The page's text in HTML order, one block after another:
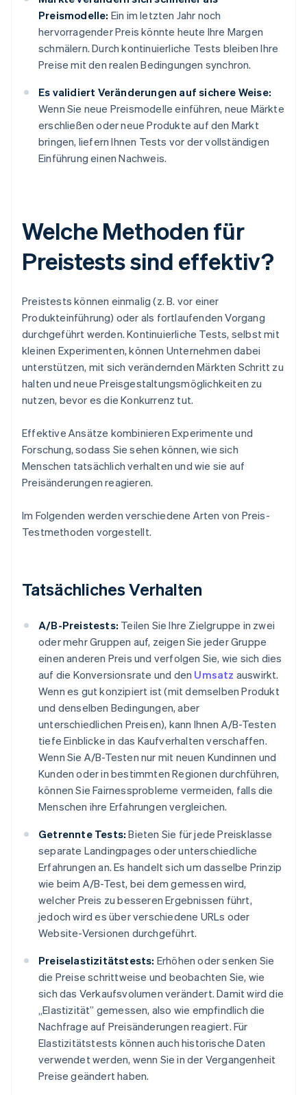
Preismodelle: Ein im letzten Jahr noch
hervorragender Preis könnte heute Ihre Margen
schmälern. Durch kontinuierliche Tests bleiben Ihre
Preise mit den realen Bedingungen synchron.
Es validiert Veränderungen auf sichere Weise:
Wenn Sie neue Preismodelle einführen, neue Märkte
erschließen oder neue Produkte auf den Markt
bringen, liefern Ihnen Tests vor der vollständigen
Einführung einen Nachweis.
Welche Methoden für
Preistests sind effektiv?
Preistests können einmalig (z. B. vor einer
Produkteinführung) oder als fortlaufenden Vorgang
durchgeführt werden. Kontinuierliche Tests, selbst mit
kleinen Experimenten, können Unternehmen dabei
unterstützen, mit sich verändernden Märkten Schritt zu
halten und neue Preisgestaltungsmöglichkeiten zu
nutzen, bevor es die Konkurrenz tut.
Effektive Ansätze kombinieren Experimente und
Forschung, sodass Sie sehen können, wie sich
Menschen tatsächlich verhalten und wie sie auf
Preisänderungen reagieren.
Im Folgenden werden verschiedene Arten von Preis-
Testmethoden vorgestellt.
Tatsächliches Verhalten
A/B-Preistests: Teilen Sie Ihre Zielgruppe in zwei
oder mehr Gruppen auf, zeigen Sie jeder Gruppe
einen anderen Preis und verfolgen Sie, wie sich dies
auf die Konversionsrate und den Umsatz auswirkt.
Wenn es gut konzipiert ist (mit demselben Produkt
und denselben Bedingungen, aber
unterschiedlichen Preisen), kann Ihnen A/B-Testen
tiefe Einblicke in das Kaufverhalten verschaffen.
Wenn Sie A/B-Testen nur mit neuen Kundinnen und
Kunden oder in bestimmten Regionen durchführen,
können Sie Fairnessprobleme vermeiden, falls die
Menschen ihre Erfahrungen vergleichen.
Getrennte Tests: Bieten Sie für jede Preisklasse
separate Landingpages oder unterschiedliche
Erfahrungen an. Es handelt sich um dasselbe Prinzip
wie beim A/B-Test, bei dem gemessen wird,
welcher Preis zu besseren Ergebnissen führt,
jedoch wird es über verschiedene URLs oder
Website-Versionen durchgeführt.
Preiselastizitätstests: Erhöhen oder senken Sie
die Preise schrittweise und beobachten Sie, wie
sich das Verkaufsvolumen verändert. Damit wird die
„Elastizität” gemessen, also wie empfindlich die
Nachfrage auf Preisänderungen reagiert. Für
Elastizitätstests können auch historische Daten
verwendet werden, wenn Sie in der Vergangenheit
Preise geändert haben.